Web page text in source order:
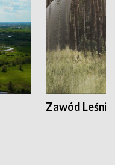
Zawód Leśnik